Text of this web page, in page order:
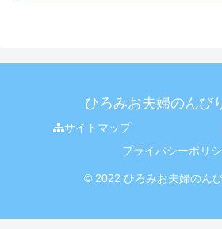
ひろみお夫婦のんび
サイトマップ
プライバシーポリ
© 2022 ひろみお夫婦のん